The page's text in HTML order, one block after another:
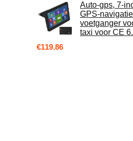
Auto-gps, 7-
GPS-
voetganger
taxi voor CE
€119.86